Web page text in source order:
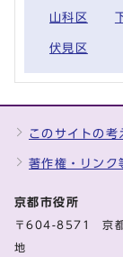
山科区
伏見区
このサイトの考
著作権・リンク
京都市役所
〒604-8571 京都
地